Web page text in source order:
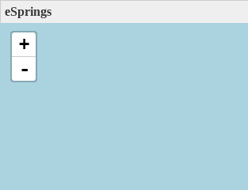
eSprings
+
-